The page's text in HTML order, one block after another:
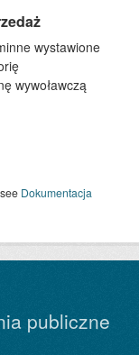
wystawione
wywoławczą
Dokumentacja
publiczne